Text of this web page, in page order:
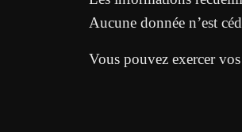
Aucune donnée n’est
Vous pouvez exercer